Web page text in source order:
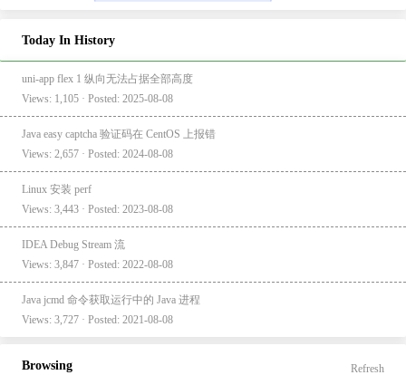
Today In History
uni-app flex 1 纵向无法占据全部高度
Views: 1,105 · Posted: 2025-08-08
Java easy captcha 验证码在 CentOS 上报错
Views: 2,657 · Posted: 2024-08-08
Linux 安装 perf
Views: 3,443 · Posted: 2023-08-08
IDEA Debug Stream 流
Views: 3,847 · Posted: 2022-08-08
Java jcmd 命令获取运行中的 Java 进程
Views: 3,727 · Posted: 2021-08-08
Browsing Refresh